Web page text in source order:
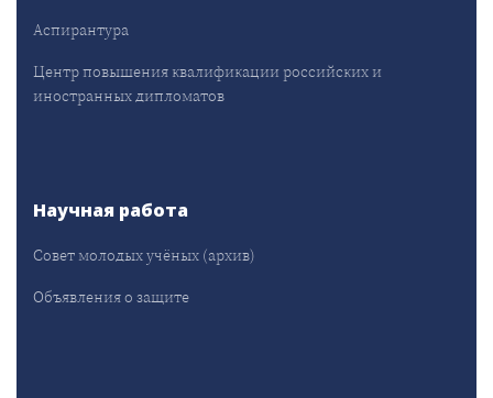
Аспирантура
Центр повышения квалификации российских и
иностранных дипломатов
Научная работа
Совет молодых учёных (архив)
Объявления о защите